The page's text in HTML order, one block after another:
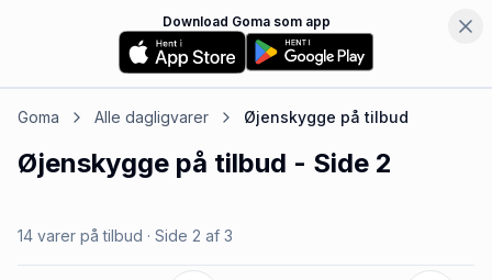
Download Goma som app
Goma Alle dagligvarer Øjenskygge på tilbud
Øjenskygge på tilbud - Side 2
14 varer på tilbud · Side 2 af 3